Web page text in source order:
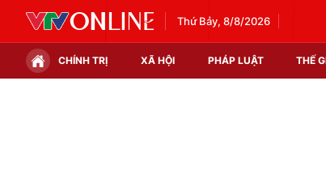
Thứ Bảy, 8/8/2026
CHÍNH TRỊ XÃ HỘI PHÁP LUẬT THẾ